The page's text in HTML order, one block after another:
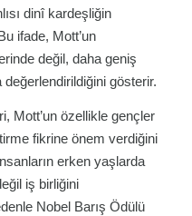
dinî kardeşliğin
ifade, Mott’un
değil, daha geniş
değerlendirildiğini gösterir.
Mott’un özellikle gençler
fikrine önem verdiğini
erken yaşlarda
iş birliğini
Nobel Barış Ödülü